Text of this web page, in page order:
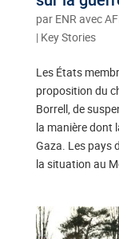
par ENR avec
| Key Stories
Les États
proposition du
Borrell, de
la manière dont
Gaza. Les pays
la situation au